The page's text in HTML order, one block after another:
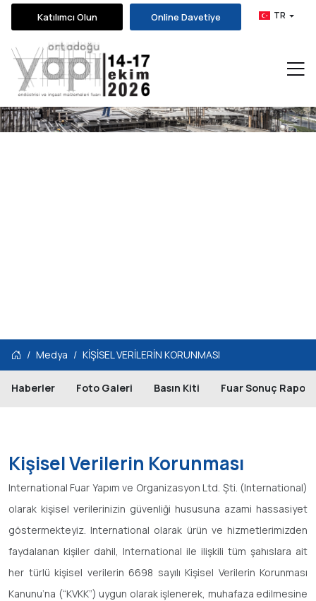
Katılımcı Olun Online Davetiye TR
Medya KİŞİSEL VERİLERİN KORUNMASI
Haberler Foto Galeri Basın Kiti Fuar Sonuç Raporu
Kişisel Verilerin Korunması
International Fuar Yapım ve Organizasyon Ltd. Şti. (International)
olarak kişisel verilerinizin güvenliği hususuna azami hassasiyet
göstermekteyiz. International olarak ürün ve hizmetlerimizden
faydalanan kişiler dahil, International ile ilişkili tüm şahıslara ait
her türlü kişisel verilerin 6698 sayılı Kişisel Verilerin Korunması
Kanunu’na (“KVKK”) uygun olarak işlenerek, muhafaza edilmesine